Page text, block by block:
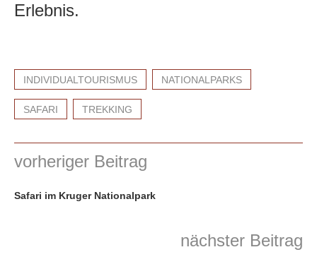
Erlebnis.
INDIVIDUALTOURISMUS NATIONALPARKS
SAFARI TREKKING
vorheriger Beitrag
Safari im Kruger Nationalpark
nächster Beitrag